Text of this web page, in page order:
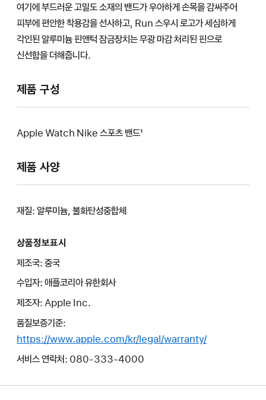
여기에 부드러운 고밀도 소재의 밴드가 우아하게 손목을 감싸주어
피부에 편안한 착용감을 선사하고, Run 스우시 로고가 세심하게
각인된 알루미늄 핀앤턱 잠금장치는 무광 마감 처리된 핀으로
신선함을 더해줍니다.
제품 구성
Apple Watch Nike 스포츠 밴드¹
제품 사양
재질: 알루미늄, 불화탄성중합체
상품정보표시
제조국: 중국
수입자: 애플코리아 유한회사
제조자: Apple Inc.
품질보증기준:
https://www.apple.com/kr/legal/warranty/
서비스 연락처: 080-333-4000